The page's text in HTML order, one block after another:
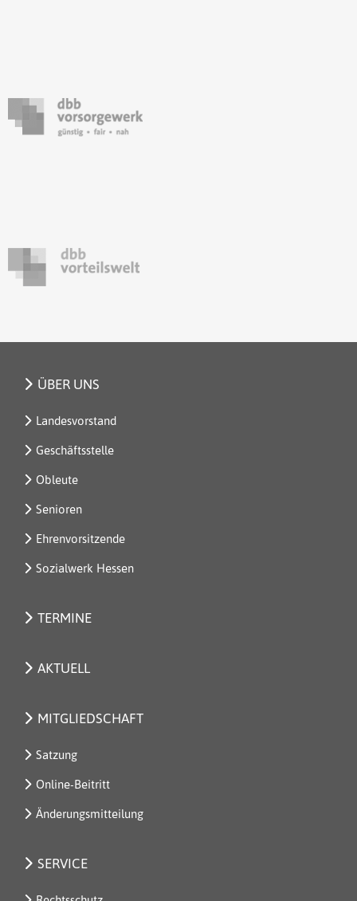
ÜBER UNS
Landesvorstand
Geschäftsstelle
Obleute
Senioren
Ehrenvorsitzende
Sozialwerk Hessen
TERMINE
AKTUELL
MITGLIEDSCHAFT
Satzung
Online-Beitritt
Änderungsmitteilung
SERVICE